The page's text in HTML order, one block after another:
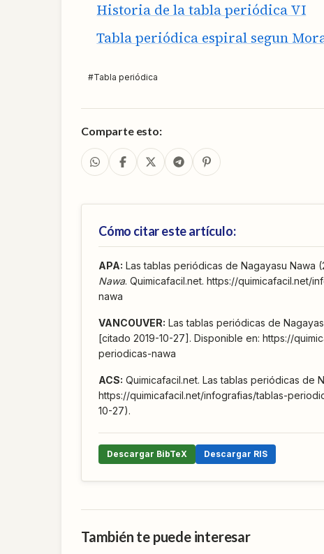
Historia de la tabla periódica VI
Tabla periódica espiral segun
#Tabla periódica
Comparte esto:
Cómo citar este artículo:
APA: Las tablas periódicas de Nagayasu Nawa
Nawa. Quimicafacil.net. https://quimicafacil.net/
nawa
VANCOUVER: Las tablas periódicas de
[citado 2019-10-27]. Disponible en: https://
periodicas-nawa
ACS: Quimicafacil.net. Las tablas periódicas de
https://quimicafacil.net/infografias/tablas-
10-27).
Descargar BibTeX Descargar RIS
También te puede interesar